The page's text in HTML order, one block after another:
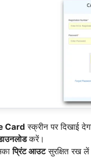
Card स्क्रीन पर दिखाई
करें।
प्रिंट आउटसुरक्षित रख